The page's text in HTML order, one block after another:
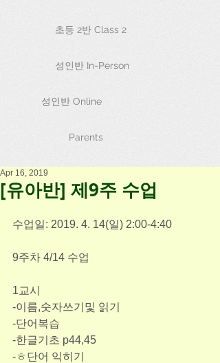
초등 2반 Class 2
성인반 In-Person
성인반 Online
Parents
[유아반] 제9주 수업
Apr 16, 2019
수업일: 2019. 4. 14(일) 2:00-4:40
9주차 4/14 수업
1교시
-이름,숫자쓰기및 읽기
-단어복습
-한글기초 p44,45
-ㅎ단어 익히기